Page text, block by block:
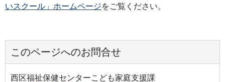
いスクール」ホームページをご覧ください。
このページへのお問合せ
西区福祉保健センターこども家庭支援課